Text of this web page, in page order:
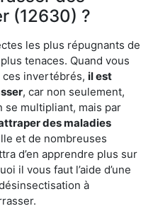
(12630) ?
les plus répugnants de
tenaces. Quand vous
invertébrés, il est
, car non seulement,
multipliant, mais par
des maladies
et de nombreuses
d’en apprendre plus sur
il vous faut l’aide d’une
à